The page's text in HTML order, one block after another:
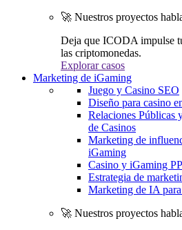
🚀 Nuestros proyectos
Deja que ICODA impulse
las criptomonedas.
Explorar casos
Marketing de iGaming
Juego y Casino SEO
Diseño para casino
Relaciones Públicas
de Casinos
Marketing de
iGaming
Casino y iGaming
Estrategia de
Marketing de IA
🚀 Nuestros proyectos